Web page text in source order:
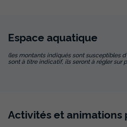
Surface
64m²
Adultes
8
Espace aquatique
(les montants indiqués sont susceptibles
sont à titre indicatif, ils seront à régler sur
Activités et animations